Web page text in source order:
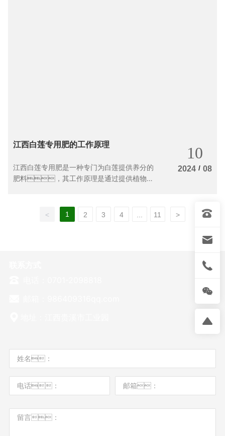
江西白莲专用肥的工作原理
江西白莲专用肥是一种专门为白莲提供养分的
肥料，其工作原理是通过提供植物所
10
2024 / 08
< 1 2 3 4 11 >